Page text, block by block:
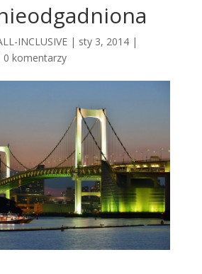
INCLUSIVE| sty 3, 2014|
0 komentarzy